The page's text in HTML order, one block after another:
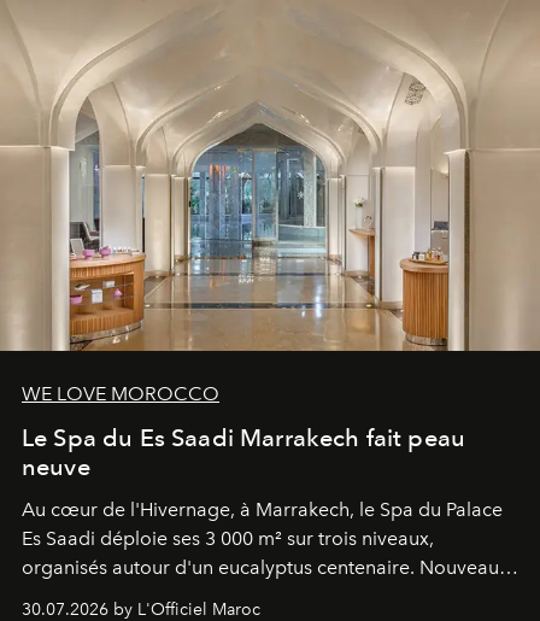
WE LOVE MOROCCO
Le Spa du Es Saadi Marrakech fait peau
neuve
Au cœur de l'Hivernage, à Marrakech, le Spa du Palace
Es Saadi déploie ses 3 000 m² sur trois niveaux,
organisés autour d'un eucalyptus centenaire. Nouveau
Lobby Bien-Être et Beauté, exclusivité mondiale en
30.07.2026 by L'Officiel Maroc